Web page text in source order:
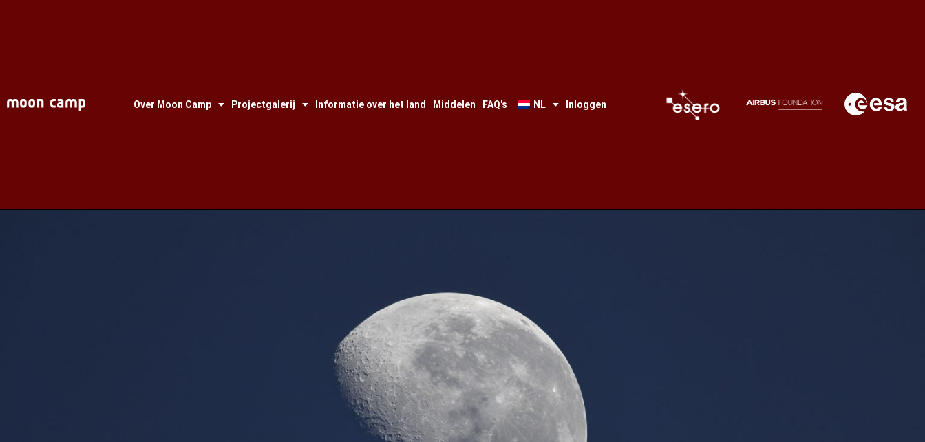
Over Moon Camp Projectgalerij Informatie over het land Middelen FAQ's NL Inloggen